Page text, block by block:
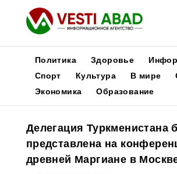
Новости
Медиа
Афиша
Политика Здоровье
Спорт
Культура В мире
Экономика
Образование
Делегация Туркменистана
представлена на
древней Маргиане в